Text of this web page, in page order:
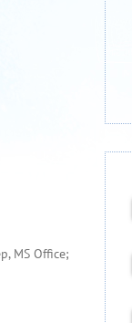
MS Office;